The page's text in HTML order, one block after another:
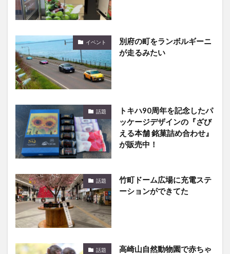
イベント
別府の町をランボルギーニ
が走るみたい
話題
トキハ90周年を記念したパ
ッケージデザインの『ざび
える本舗 銘菓詰め合わせ』
が販売中！
話題
竹町ドーム広場に充電ステ
ーションができてた
話題
高崎山自然動物園で赤ちゃ